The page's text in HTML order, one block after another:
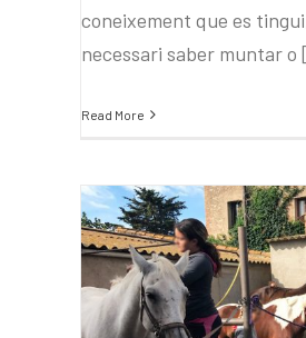
coneixement que es
necessari saber muntar o
Read More